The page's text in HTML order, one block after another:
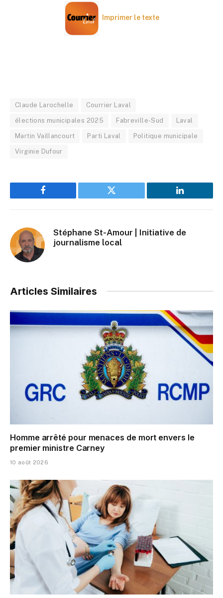
Imprimer le texte
Claude Larochelle Courrier Laval
élections municipales 2025 Fabreville-Sud Laval
Martin Vaillancourt Parti Laval Politique municipale
Virginie Dufour
Facebook Twitter LinkedIn
Stéphane St-Amour | Initiative de
journalisme local
Articles Similaires
Homme arrêté pour menaces de mort envers le
premier ministre Carney
10 août 2026